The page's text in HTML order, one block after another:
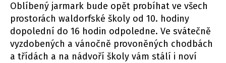
Oblíbený jarmark bude opět probíhat ve všech
prostorách waldorfské školy od 10. hodiny
dopolední do 16 hodin odpoledne. Ve svátečně
vyzdobených a vánočně provoněných chodbách
a třídách a na nádvoří školy vám stálí i noví